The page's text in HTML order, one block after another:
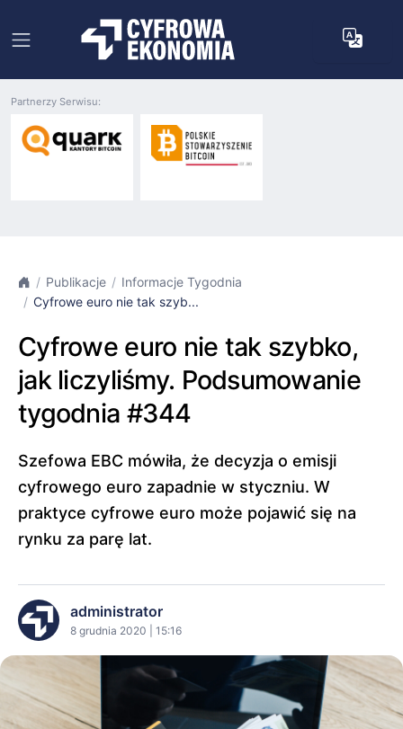
Partnerzy Serwisu:
Publikacje
Informacje Tygodnia
Cyfrowe euro nie tak szyb...
Cyfrowe euro nie tak szybko,
jak liczyliśmy. Podsumowanie
tygodnia #344
Szefowa EBC mówiła, że decyzja o emisji
cyfrowego euro zapadnie w styczniu. W
praktyce cyfrowe euro może pojawić się na
rynku za parę lat.
administrator
8 grudnia 2020 | 15:16